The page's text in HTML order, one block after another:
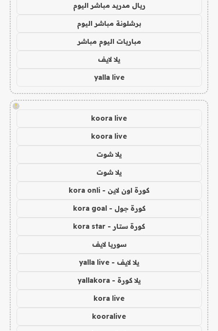
ريال مدريد مباشر اليوم
برشلونة مباشر اليوم
مباريات اليوم مباشر
يلا لايف
yalla live
!
koora live
koora live
يلا شوت
يلا شوت
كورة اون لاين - kora onli
كورة جول - kora goal
كورة ستار - kora star
سوريا لايف
يلا لايف - yalla live
يلا كورة - yallakora
kora live
kooralive